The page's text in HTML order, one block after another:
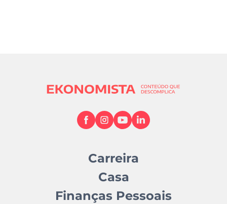
Carreira
Casa
Finanças Pessoais